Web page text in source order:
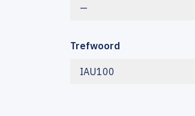
—
Trefwoord
IAU100